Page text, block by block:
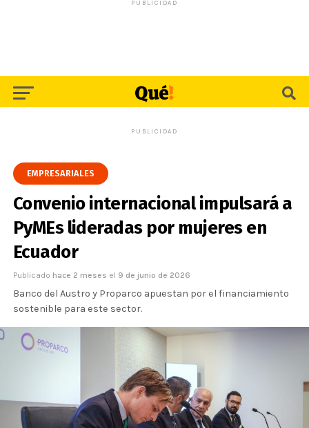
PUBLICIDAD
PUBLICIDAD
EMPRESARIALES
Convenio internacional impulsará a
PyMEs lideradas por mujeres en
Ecuador
Publicado hace 2 meses el 9 de junio de 2026
Banco del Austro y Proparco apuestan por el financiamiento
sostenible para este sector.